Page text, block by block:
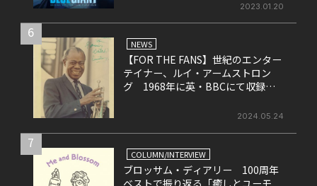
2023.01.20
6
NEWS
【FOR THE FANS】世紀のエンター
テイナー、ルイ・アームストロン
グ 1968年に英・BBCにて収録さ
2024.05.24
7
COLUMN/INTERVIEW
ブロッサム・ディアリー 100周年
ベストで振り返る「癒しとユーモ